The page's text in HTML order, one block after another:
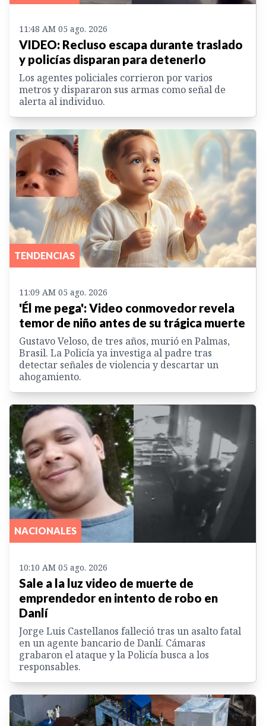
11:48 AM 05 ago. 2026
VIDEO: Recluso escapa durante traslado
y policías disparan para detenerlo
Los agentes policiales corrieron por varios
metros y dispararon sus armas como señal de
alerta al individuo.
TENDENCIAS
11:09 AM 05 ago. 2026
'Él me pega': Video conmovedor revela
temor de niño antes de su trágica muerte
Gustavo Veloso, de tres años, murió en Palmas,
Brasil. La Policía ya investiga al padre tras
detectar señales de violencia y descartar un
ahogamiento.
NACIONALES
10:10 AM 05 ago. 2026
Sale a la luz video de muerte de
emprendedor en intento de robo en
Danlí
Jorge Luis Castellanos falleció tras un asalto fatal
en un agente bancario de Danlí. Cámaras
grabaron el ataque y la Policía busca a los
responsables.